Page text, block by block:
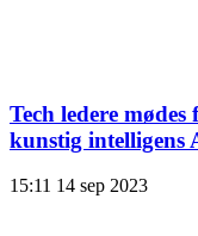
Tech ledere
kunstig intelligens
15:11 14 sep 2023